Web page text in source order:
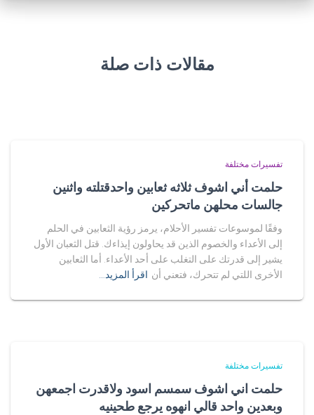
مقالات ذات صلة
تفسيرات مختلفة
حلمت أني اشوف ثلاثه ثعابين واحدقتلته واثنين
جالسات محلهن ماتحركين
وفقًا لموسوعات تفسير الأحلام، يرمز رؤية الثعابين في الحلم
إلى الأعداء والخصوم الذين قد يحاولون إيذاءك. قتل الثعبان الأول
يشير إلى قدرتك على التغلب على أحد الأعداء. أما الثعابين
الأخرى اللتي لم تتحرك، فتعني أن اقرأ المزيد…
تفسيرات مختلفة
حلمت اني اشوف سمسم اسود ولاقدرت اجمعهن
وبعدين واحد قالي انهوه يرجع طحينيه